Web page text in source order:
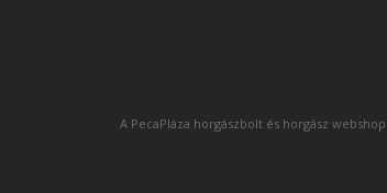
A PecaPláza horgászbolt és horgász